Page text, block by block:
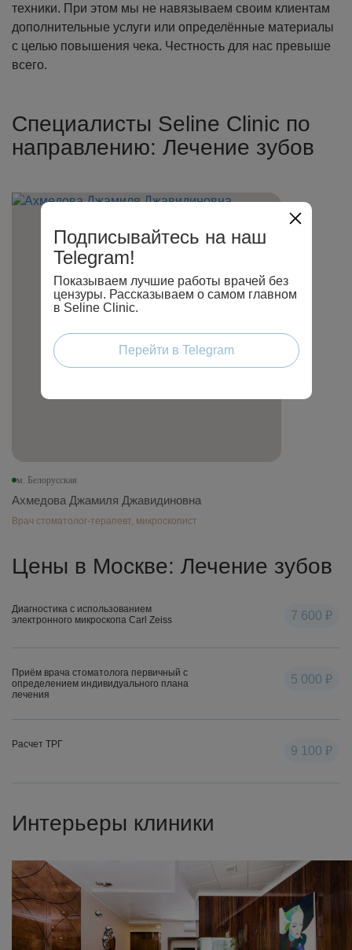
техники. При этом мы не навязываем своим клиентам
дополнительные услуги или определённые материалы
с целью повышения чека. Честность для нас превыше
всего.
Специалисты Seline Clinic по
направлению: Лечение зубов
м. Белорусская
Ахмедова Джамиля Джавидиновна
Врач стоматолог-терапевт, микроскопист
Цены в Москве: Лечение зубов
Диагностика с использованием
электронного микроскопа Carl Zeiss
7 600 ₽
Приём врача стоматолога первичный с
определением индивидуального плана
лечения
5 000 ₽
Расчет ТРГ
9 100 ₽
Интерьеры клиники
Подписывайтесь на наш
Telegram!
Показываем лучшие работы врачей без
цензуры. Рассказываем о самом главном
в Seline Clinic.
Перейти в Telegram